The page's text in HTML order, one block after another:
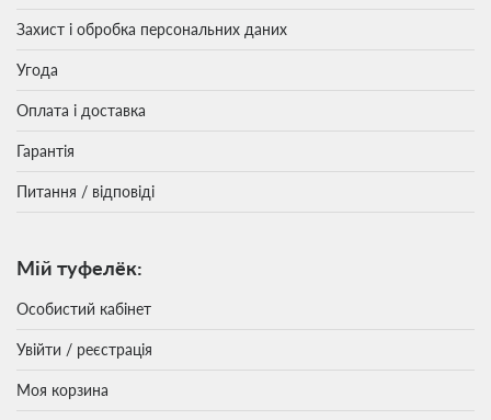
Захист і обробка персональних даних
Угода
Оплата і доставка
Гарантія
Питання / відповіді
Мій туфелёк:
Особистий кабінет
Увійти / реєстрація
Моя корзина